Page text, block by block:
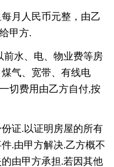
月人民币元整，由乙
甲方.
前水、电、物业费等房
气、宽带、有线电
切费用由乙方自付,按
证.以证明房屋的所有
.由甲方解决.乙方概不
由甲方承担.若因其他